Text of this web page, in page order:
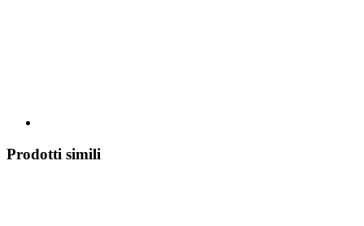
Prodotti simili